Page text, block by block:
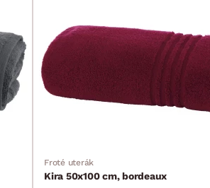
Froté uterák
Kira 50x100 cm, bordeaux